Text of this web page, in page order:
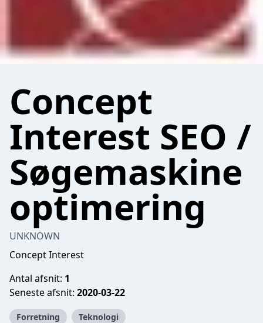
Concept
Interest SEO /
Søgemaskine
optimering
UNKNOWN
Concept Interest
Antal afsnit: 1
Seneste afsnit: 2020-03-22
Forretning Teknologi